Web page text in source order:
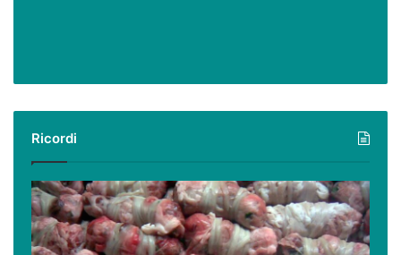
Ricordi
Ricordi:
le
ricette
tradizionali,